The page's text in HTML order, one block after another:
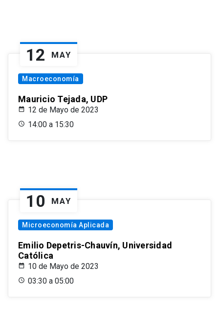
12 MAY
Macroeconomía
Mauricio Tejada, UDP
12 de Mayo de 2023
14:00 a 15:30
10 MAY
Microeconomía Aplicada
Emilio Depetris-Chauvín, Universidad
Católica
10 de Mayo de 2023
03:30 a 05:00